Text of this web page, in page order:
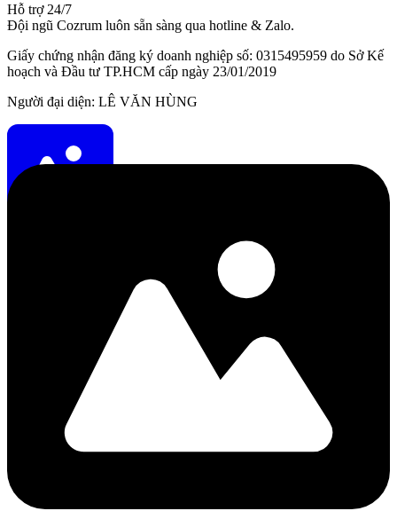
Hỗ trợ 24/7
Đội ngũ Cozrum luôn sẵn sàng qua hotline & Zalo.
Giấy chứng nhận đăng ký doanh nghiệp số: 0315495959 do Sở Kế
hoạch và Đầu tư TP.HCM cấp ngày 23/01/2019
Người đại diện: LÊ VĂN HÙNG